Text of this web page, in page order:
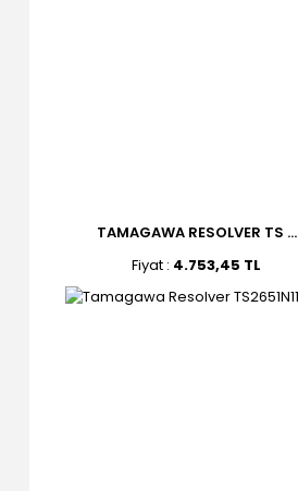
TAMAGAWA RESOLVER TS ...
Fiyat : 4.753,45 TL